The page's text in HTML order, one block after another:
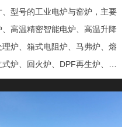
型号的工业电炉与窑炉，主要
高温精密智能电炉、高温升降
炉、箱式电阻炉、马弗炉、熔
炉、回火炉、DPF再生炉、试
震炉、高真空炉、重烧炉、牙
电炉、气氛炉、井式电炉、
真空干燥箱、工业烘箱、发热